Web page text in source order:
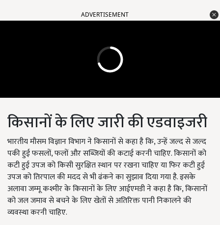
ADVERTISEMENT
किसानों के लिए जारी की एडवाइजरी
भारतीय मौसम विज्ञान विभाग ने किसानों से कहा है कि, उन्हें जल्द से जल्द
पकी हुई फसलों, फलों और सब्जियों की कटाई करनी चाहिए. किसानों को
कटी हुई उपज को किसी सुरक्षित स्थान पर रखना चाहिए या फिर कटी हुई
उपज को तिरपाल की मदद से भी ढंकने का सुझाव दिया गया है. इसके
अलावा जम्मू कश्मीर के किसानों के लिए आईएमडी ने कहा है कि, किसानों
को जल जमाव से बचने के लिए खेतों से अतिरिक्त पानी निकालने की
व्यवस्था करनी चाहिए.